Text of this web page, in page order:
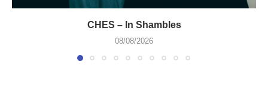
CHES – In Shambles
08/08/2026